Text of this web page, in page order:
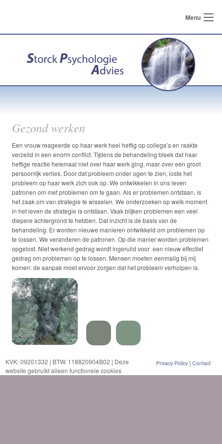
Menu
Gezond werken
Een vrouw reageerde op haar werk heel heftig op collega’s en raakte
verzeild in een enorm conflict. Tijdens de behandeling bleek dat haar
heftige reactie helemaal niet over haar werk ging, maar over een groot
persoonlijk verlies. Door dat probleem onder ogen te zien, loste het
probleem op haar werk zich ook op. We ontwikkelen in ons leven
patronen om met problemen om te gaan. Als er problemen ontstaan, is
het zaak om van strategie te wisselen. We onderzoeken op welk moment
in het leven de strategie is ontstaan. Vaak blijken problemen een veel
diepere achtergrond te hebben. Dat inzicht is de basis van de
behandeling. Er worden nieuwe manieren ontwikkeld om problemen op
te lossen. We veranderen de patronen. Op die manier worden problemen
opgelost. Niet werkend gedrag wordt ingeruild voor een nieuw effectief
gedrag om problemen op te lossen. Mensen moeten eenmalig bij mij
komen: de aanpak moet ervoor zorgen dat het probleem verholpen is.
KVK: 09201332 | BTW: 118820904B02 | Deze
website gebruikt alleen functionele cookies
Privacy Policy| Contact